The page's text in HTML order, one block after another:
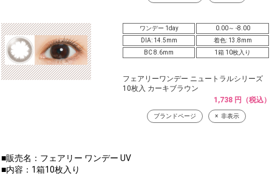
ワンデー 1day
0.00～ -8.00
DIA: 14.5mm
着色: 13.8mm
BC 8.6mm
1箱 10枚入り
フェアリーワンデー ニュートラルシリーズ
10枚入 カーキブラウン
1,738 円（税込）
ブランドページ 非表示
■販売名：フェアリー ワンデー UV
■内容：1箱10枚入り